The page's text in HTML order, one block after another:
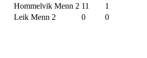
Hommelvik Menn 2 11
1
Leik Menn 2
0 0